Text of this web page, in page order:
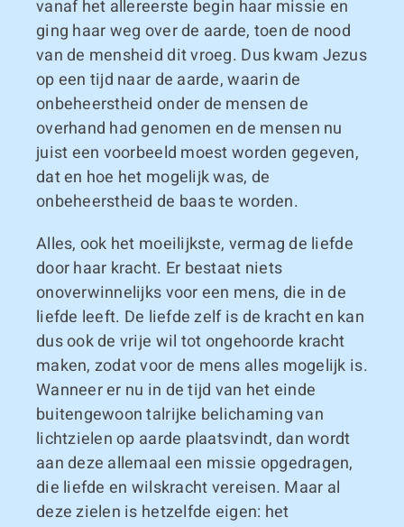
vanaf het allereerste begin haar missie en
ging haar weg over de aarde, toen de nood
van de mensheid dit vroeg. Dus kwam Jezus
op een tijd naar de aarde, waarin de
onbeheerstheid onder de mensen de
overhand had genomen en de mensen nu
juist een voorbeeld moest worden gegeven,
dat en hoe het mogelijk was, de
onbeheerstheid de baas te worden.
Alles, ook het moeilijkste, vermag de liefde
door haar kracht. Er bestaat niets
onoverwinnelijks voor een mens, die in de
liefde leeft. De liefde zelf is de kracht en kan
dus ook de vrije wil tot ongehoorde kracht
maken, zodat voor de mens alles mogelijk is.
Wanneer er nu in de tijd van het einde
buitengewoon talrijke belichaming van
lichtzielen op aarde plaatsvindt, dan wordt
aan deze allemaal een missie opgedragen,
die liefde en wilskracht vereisen. Maar al
deze zielen is hetzelfde eigen: het